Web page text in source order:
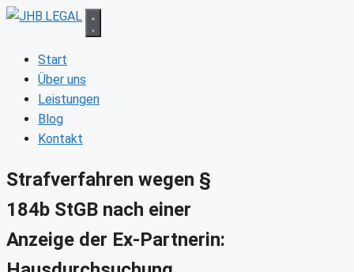
Zum
springenStart
Über uns
Leistungen
Blog
Kontakt
Strafverfahren wegen §
184b StGB nach einer
Anzeige der Ex-Partnerin: